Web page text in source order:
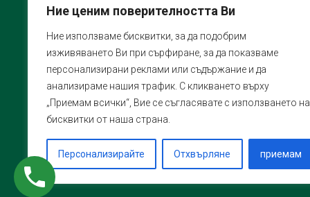
Ние ценим поверителността Ви
Ние използваме бисквитки, за да подобрим
изживяването Ви при сърфиране, за да показваме
персонализирани реклами или съдържание и да
анализираме нашия трафик. С кликването върху
„Приемам всички“, Вие се съгласявате с използването на
бисквитки от наша страна.
Персонализирайте Отхвърляне приемам